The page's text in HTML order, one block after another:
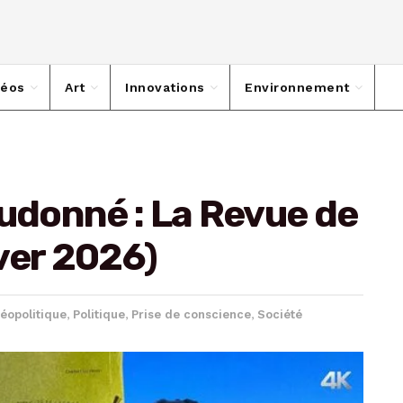
Art Innovations Environnement
: La Revue de
2026)
, Politique, Prise de conscience, Société